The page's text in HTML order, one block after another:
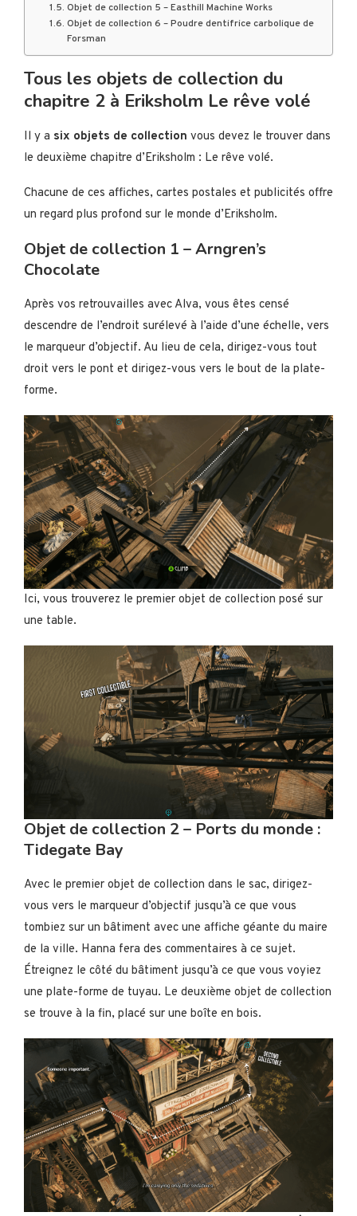
Objet de collection 5 – Easthill Machine Works
Objet de collection 6 – Poudre dentifrice carbolique de
Forsman
Tous les objets de collection du
chapitre 2 à Eriksholm Le rêve volé
Il y a six objets de collection vous devez le trouver dans
le deuxième chapitre d’Eriksholm : Le rêve volé.
Chacune de ces affiches, cartes postales et publicités offre
un regard plus profond sur le monde d’Eriksholm.
Objet de collection 1 – Arngren’s
Chocolate
Après vos retrouvailles avec Alva, vous êtes censé
descendre de l’endroit surélevé à l’aide d’une échelle, vers
le marqueur d’objectif. Au lieu de cela, dirigez-vous tout
droit vers le pont et dirigez-vous vers le bout de la plate-
forme.
Ici, vous trouverez le premier objet de collection posé sur
une table.
Objet de collection 2 – Ports du monde :
Tidegate Bay
Avec le premier objet de collection dans le sac, dirigez-
vous vers le marqueur d’objectif jusqu’à ce que vous
tombiez sur un bâtiment avec une affiche géante du maire
de la ville. Hanna fera des commentaires à ce sujet.
Étreignez le côté du bâtiment jusqu’à ce que vous voyiez
une plate-forme de tuyau. Le deuxième objet de collection
se trouve à la fin, placé sur une boîte en bois.